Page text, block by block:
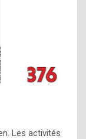
Les activités